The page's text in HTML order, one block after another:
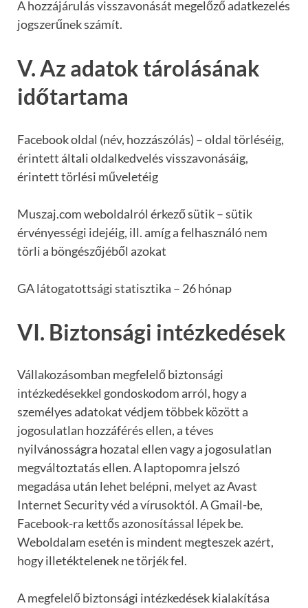
A hozzájárulás visszavonását megelőző adatkezelés
jogszerűnek számít.
V. Az adatok tárolásának
időtartama
Facebook oldal (név, hozzászólás) – oldal törléséig,
érintett általi oldalkedvelés visszavonásáig,
érintett törlési műveletéig
Muszaj.com weboldalról érkező sütik – sütik
érvényességi idejéig, ill. amíg a felhasználó nem
törli a böngészőjéből azokat
GA látogatottsági statisztika – 26 hónap
VI. Biztonsági intézkedések
Vállakozásomban megfelelő biztonsági
intézkedésekkel gondoskodom arról, hogy a
személyes adatokat védjem többek között a
jogosulatlan hozzáférés ellen, a téves
nyilvánosságra hozatal ellen vagy a jogosulatlan
megváltoztatás ellen. A laptopomra jelszó
megadása után lehet belépni, melyet az Avast
Internet Security véd a vírusoktól. A Gmail-be,
Facebook-ra kettős azonosítással lépek be.
Weboldalam esetén is mindent megteszek azért,
hogy illetéktelenek ne törjék fel.
A megfelelő biztonsági intézkedések kialakítása